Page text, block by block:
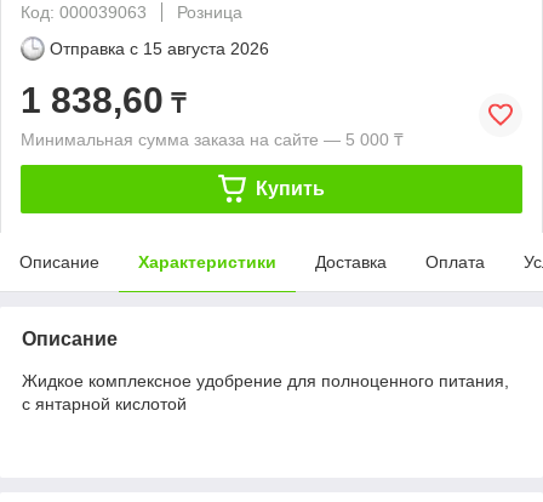
Код: 000039063
Розница
Отправка с 15 августа 2026
1 838,60 ₸
Минимальная сумма заказа на сайте — 5 000 ₸
Купить
Описание Характеристики Доставка Оплата
Описание
Жидкое комплексное удобрение для полноценного питания,
с янтарной кислотой